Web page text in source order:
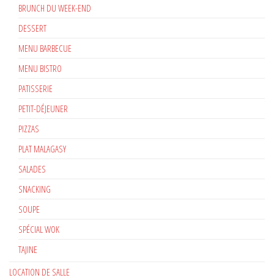
BRUNCH DU WEEK-END
DESSERT
MENU BARBECUE
MENU BISTRO
PATISSERIE
PETIT-DÉJEUNER
PIZZAS
PLAT MALAGASY
SALADES
SNACKING
SOUPE
SPÉCIAL WOK
TAJINE
LOCATION DE SALLE